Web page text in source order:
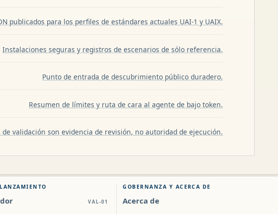
publicados para los perfiles de estándares actuales UAI-1 y UAIX.
Instalaciones seguras y registros de escenarios de sólo referencia.
Punto de entrada de descubrimiento público duradero.
Resumen de límites y ruta de cara al agente de bajo token.
validación son evidencia de revisión, no autoridad de ejecución.
VAL-01
GOBERNANZA Y ACERCA DE
Acerca de